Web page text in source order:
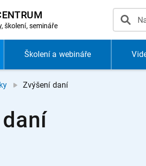
školení, semináře
Školení a webináře
Zvýšení daní